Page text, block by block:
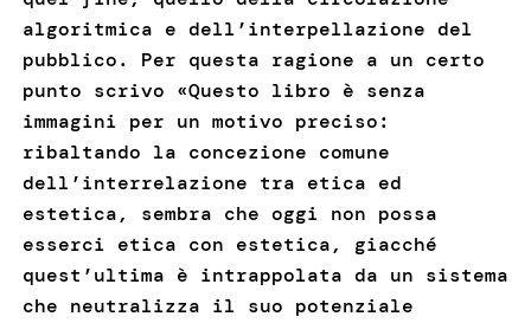
algoritmica e dell’interpellazione del
pubblico. Per questa ragione a un certo
punto scrivo «Questo libro è senza
immagini per un motivo preciso:
ribaltando la concezione comune
dell’interrelazione tra etica ed
estetica, sembra che oggi non possa
esserci etica con estetica, giacché
quest’ultima è intrappolata da un sistema
che neutralizza il suo potenziale